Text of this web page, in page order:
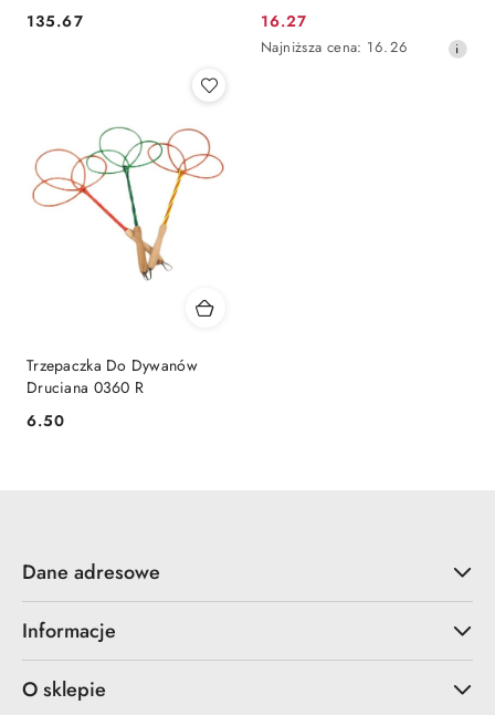
Cena:
135.67
Cena
promocyjna:
16.27
Najniższa
Najniższa cena: 16.26
Trzepaczka Do Dywanów
Druciana 0360 R
Cena:
6.50
Dane adresowe
Informacje
O sklepie